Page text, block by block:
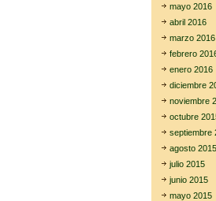
mayo 2016
abril 2016
marzo 2016
febrero
enero 2016
diciembre
noviembre
octubre
septiembre
agosto 2015
julio 2015
junio 2015
mayo 2015